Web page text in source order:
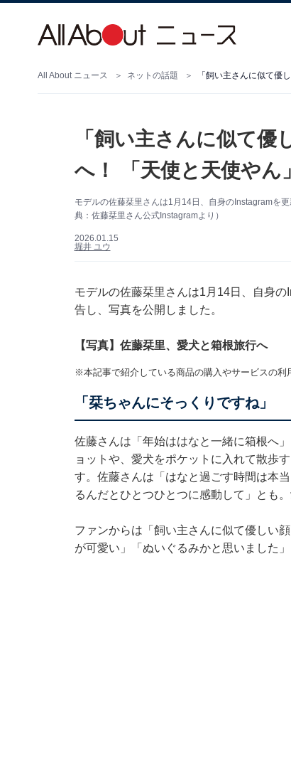
All About ニュース ネットの話題 「飼い主さんに似て優
「飼い主さんに似て優
へ！ 「天使と天使やん
モデルの佐藤栞里さんは1月14日、自身のInstagramを
典：佐藤栞里さん公式Instagramより）
2026.01.15
堀井 ユウ
モデルの佐藤栞里さんは1月14日、自身
告し、写真を公開しました。
【写真】佐藤栞里、愛犬と箱根旅行へ
※本記事で紹介している商品の購入やサービスの利
「栞ちゃんにそっくりですね」
佐藤さんは「年始ははなと一緒に箱根へ
ョットや、愛犬をポケットに入れて散歩
す。佐藤さんは「はなと過ごす時間は本
るんだとひとつひとつに感動して」とも
ファンからは「飼い主さんに似て優しい
が可愛い」「ぬいぐるみかと思いました